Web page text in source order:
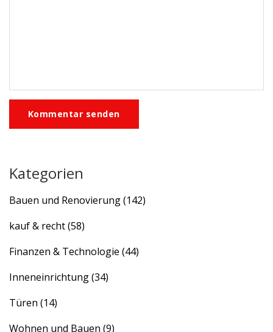
Kommentar senden
Kategorien
Bauen und Renovierung(142)
kauf & recht(58)
Finanzen & Technologie (44)
Inneneinrichtung(34)
Türen (14)
Wohnen und Bauen (9)